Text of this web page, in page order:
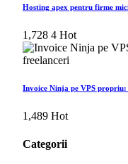
Hosting apex pentru firme
1,728 4 Hot
Invoice Ninja pe VPS
1,489 Hot
Categorii